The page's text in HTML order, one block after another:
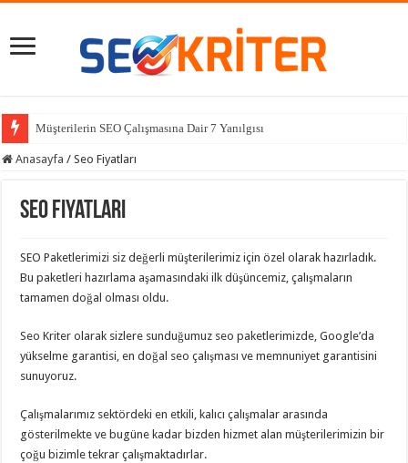
Müşterilerin SEO Çalışmasına Dair 7 Yanılgısı
Anasayfa / Seo Fiyatları
Seo Fiyatları
SEO Paketlerimizi siz değerli müşterilerimiz için özel olarak hazırladık.
Bu paketleri hazırlama aşamasındaki ilk düşüncemiz, çalışmaların
tamamen doğal olması oldu.
Seo Kriter olarak sizlere sunduğumuz seo paketlerimizde, Google’da
yükselme garantisi, en doğal seo çalışması ve memnuniyet garantisini
sunuyoruz.
Çalışmalarımız sektördeki en etkili, kalıcı çalışmalar arasında
gösterilmekte ve bugüne kadar bizden hizmet alan müşterilerimizin bir
çoğu bizimle tekrar çalışmaktadırlar.